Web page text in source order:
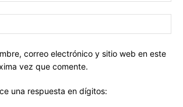
correo electrónico y sitio web en este
vez que comente.
una respuesta en dígitos: